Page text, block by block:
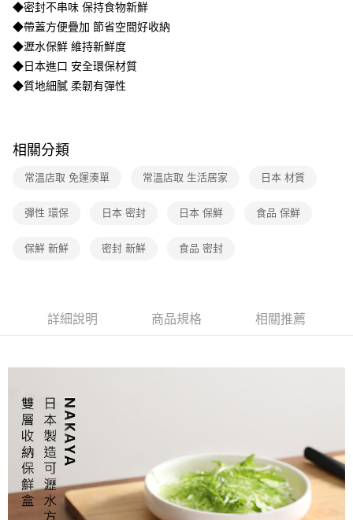
◆密封不串味 保持食物新鮮
◆帶蓋方便疊加 節省空間好收納
◆瀝水保鮮 維持新鮮度
◆日本進口 安全環保材質
◆質地細膩 柔韌有彈性
相關分類
常溫店取 免運湊單 常溫店取 生活居家 日本 材質
彈性 環保 日本 密封 日本 保鮮 食品 保鮮
保鮮 新鮮 密封 新鮮 食品 密封
詳細說明 商品規格 相關推薦